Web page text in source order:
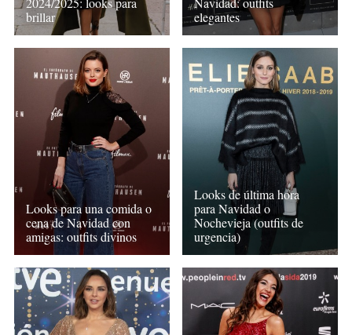
brillar
elegantes
Looks para una comida o
cena de Navidad con
amigas: outfits divinos
Looks de última hora
para Navidad o
Nochevieja (outfits de
urgencia)